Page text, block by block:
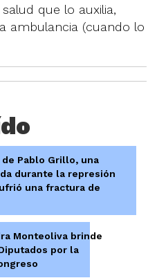
que lo auxilia,
ambulancia (cuando lo
Pablo Grillo, una
durante la represión
una fractura de
Monteoliva brinde
por la